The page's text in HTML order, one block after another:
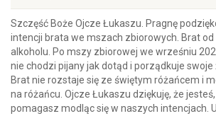
Szczęść Boże Ojcze Łukaszu. Pragnę
intencji brata we mszach zbiorowych. Brat
alkoholu. Po mszy zbiorowej we wrześniu
nie chodzi pijany jak dotąd i porządkuje swoje
Brat nie rozstaje się ze świętym różańcem i
na różańcu. Ojcze Łukaszu dziękuję, że
pomagasz modląc się w naszych intencjach.